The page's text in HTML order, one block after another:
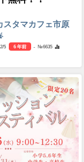
スタマカフェ市原
5 6 年前
- №6635